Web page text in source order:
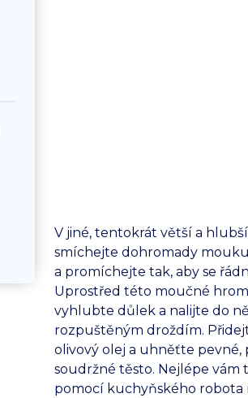
V jiné, tentokrát větší a hlubší
smíchejte dohromady
a promíchejte tak, aby se
Uprostřed této moučné
vyhlubte důlek a nalijte do
rozpuštěným droždím.
olivový olej a uhněťte pevné,
soudržné těsto. Nejlépe vám
pomocí kuchyňského robota